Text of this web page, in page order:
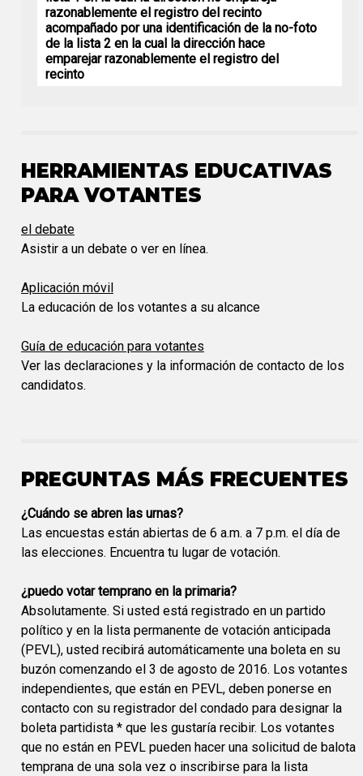
razonablemente el registro del recinto
acompañado por una identificación de la no-foto
de la lista 2 en la cual la dirección hace
emparejar razonablemente el registro del
recinto
HERRAMIENTAS EDUCATIVAS
PARA VOTANTES
el debate
Asistir a un debate o ver en línea.
Aplicación móvil
La educación de los votantes a su alcance
Guía de educación para votantes
Ver las declaraciones y la información de contacto de los
candidatos.
PREGUNTAS MÁS FRECUENTES
¿Cuándo se abren las urnas?
Las encuestas están abiertas de 6 a.m. a 7 p.m. el día de
las elecciones. Encuentra tu lugar de votación.
¿puedo votar temprano en la primaria?
Absolutamente. Si usted está registrado en un partido
político y en la lista permanente de votación anticipada
(PEVL), usted recibirá automáticamente una boleta en su
buzón comenzando el 3 de agosto de 2016. Los votantes
independientes, que están en PEVL, deben ponerse en
contacto con su registrador del condado para designar la
boleta partidista * que les gustaría recibir. Los votantes
que no están en PEVL pueden hacer una solicitud de balota
temprana de una sola vez o inscribirse para la lista